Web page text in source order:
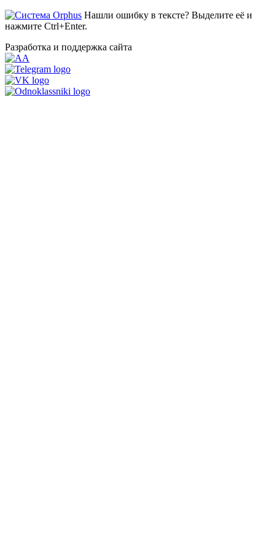
Нашли ошибку в тексте? Выделите её и
нажмите Ctrl+Enter.
Разработка и поддержка сайта